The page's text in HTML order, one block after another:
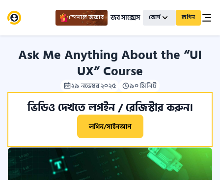
স্পেশাল অফার জব সাক্সেস কোর্স লগিন
Ask Me Anything About the “UI
UX” Course
২৯ নভেম্বর ২০২৫ ৯০ মিনিট
ভিডিও দেখতে লগইন / রেজিস্টার করুন।
লগিন/সাইনআপ